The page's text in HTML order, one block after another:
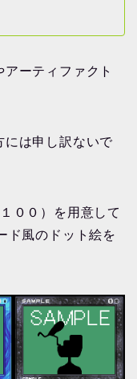
ーティファクト
には申し訳ないで
００）を用意して
ド風のドット絵を